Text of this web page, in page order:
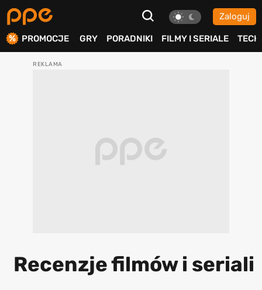
Zaloguj
PROMOCJE GRY PORADNIKI FILMY I SERIALE TECH
Recenzje filmów i seriali